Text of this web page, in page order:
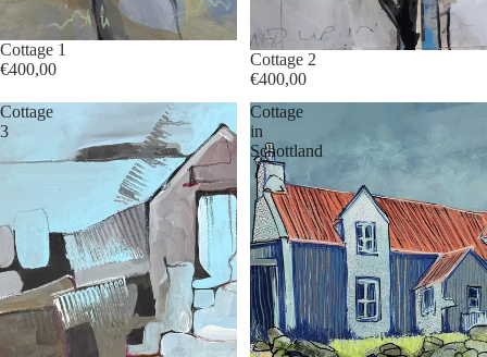
Cottage 1
€400,00
Cottage 2
€400,00
Cottage
3
Cottage
in
Schottland